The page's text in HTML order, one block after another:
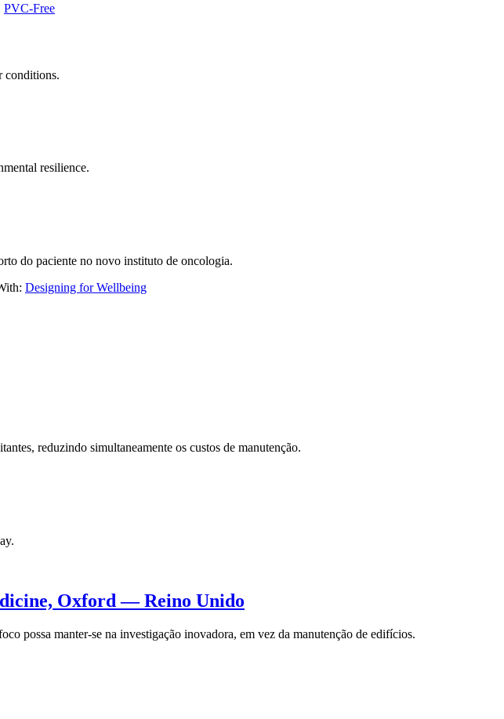
PVC-Free
conditions.
resilience.
do paciente no novo instituto de oncologia.
Designing for Wellbeing
reduzindo simultaneamente os custos de manutenção.
Oxford — Reino Unido
possa manter-se na investigação inovadora, em vez da manutenção de edifícios.